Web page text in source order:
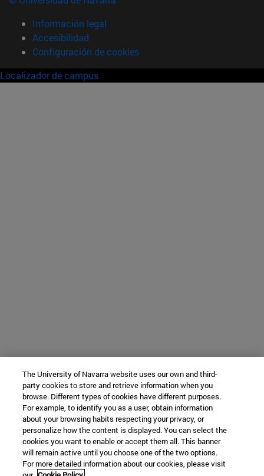
Información legal
Accesibilidad
Configuración de cookies
Localizador de campus
The University of Navarra website uses our own and third-
party cookies to store and retrieve information when you
browse. Different types of cookies have different purposes.
For example, to identify you as a user, obtain information
about your browsing habits respecting your privacy, or
personalize how the content is displayed. You can select the
cookies you want to enable or accept them all. This banner
will remain active until you choose one of the two options.
For more detailed information about our cookies, please visit